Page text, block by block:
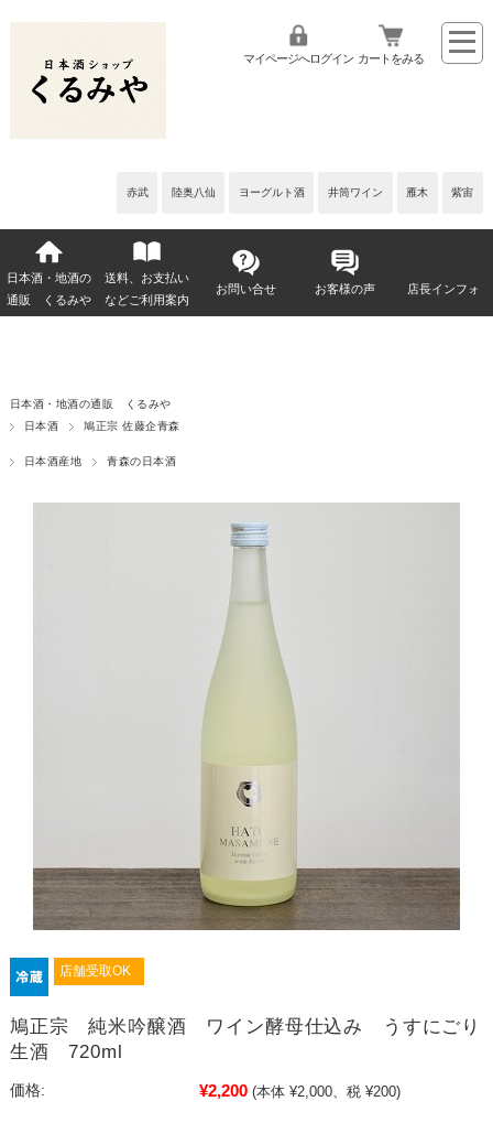
赤武 陸奥八仙 ヨーグルト酒 井筒ワイン 雁木 紫宙
マイページへログイン カートをみる
日本酒・地酒の
通販 くるみや
送料、お支払い
などご利用案内
お問い合せ お客様の声 店長インフォ
日本酒・地酒の通販 くるみや
日本酒
鳩正宗 佐藤企青森
日本酒産地 青森の日本酒
店舗受取OK
鳩正宗 純米吟醸酒 ワイン酵母仕込み うすにごり
生酒 720ml
価格: ¥2,200 (本体 ¥2,000、税 ¥200)